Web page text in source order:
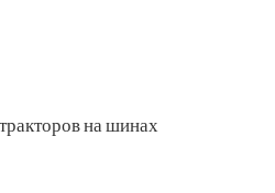
на шинах